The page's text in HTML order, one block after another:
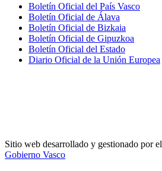
Boletín Oficial del País Vasco
Boletín Oficial de Álava
Boletín Oficial de Bizkaia
Boletín Oficial de Gipuzkoa
Boletín Oficial del Estado
Diario Oficial de la Unión Europea
Sitio web desarrollado y gestionado por el
Gobierno Vasco